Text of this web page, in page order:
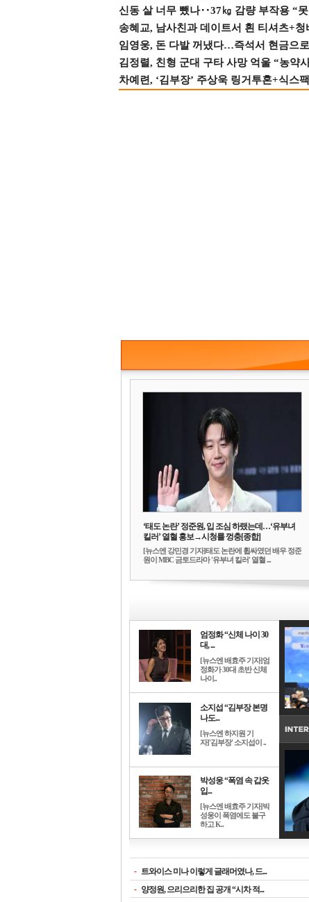
신동 살 너무 뺐나‥37㎏ 감량 부작용 “
송혜교, 남사친과 데이트서 흰 티셔츠+
임영웅, 돈 다발 꺼냈다…즉석서 현금으
김정렬, 친형 군대 구타 사망 억울 “농약
차예련, ‘김부장’ 주상욱 링거투혼+식스
‘태도 논란’ 정준원, 입 조심 하랬는데…‘유부녀
킬러’ 열혈 홍보→시청률 껑충[종합]
[뉴스엔 강민경 기자]태도 논란에 휩싸였던 배우 정준
원이 MBC 금토드라마 '유부녀 킬러' 열혈 ...
엄정화 “신체 나이 30
대, ...
[뉴스엔 배효주 기자]엄
정화가 30대 초반 신체
나이..
소지섭 “김부장 본명
나도...
[뉴스엔 하지원 기
자]'김부장' 소지섭이 ..
박성웅 “폭염 속 갑옷
입...
[뉴스엔 배효주 기자]박
성웅이 폭염에도 불구
하고 K..
- 트와이스 미나 이렇게 글래머였나, 드...
- 양정원, 으리으리한 집 공개 “시차 적...